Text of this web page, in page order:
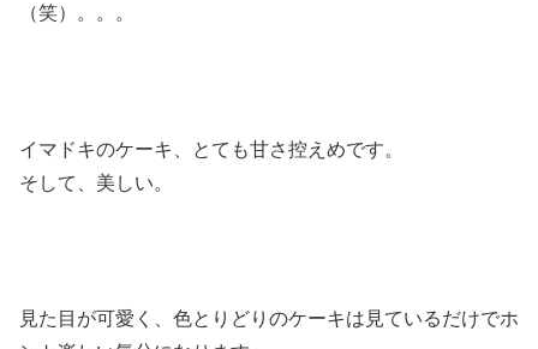
（笑）。。。
イマドキのケーキ、とても甘さ控えめです。
そして、美しい。
見た目が可愛く、色とりどりのケーキは見ているだけでホ